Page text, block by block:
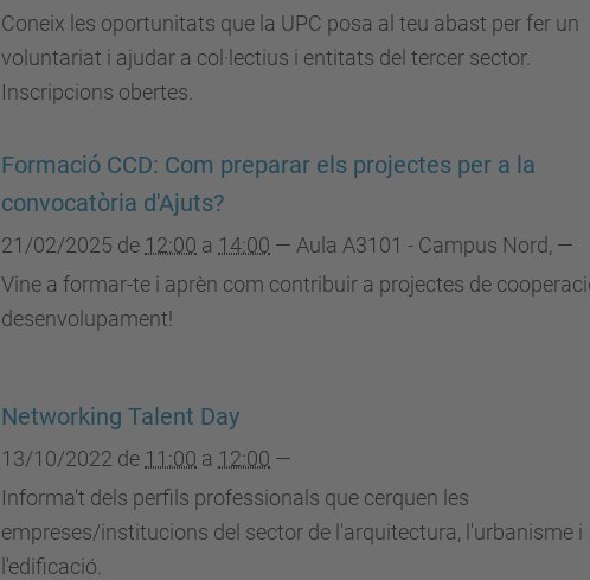
Coneix les oportunitats que la UPC posa al teu abast per fer un
voluntariat i ajudar a col·lectius i entitats del tercer sector.
Inscripcions obertes.
Formació CCD: Com preparar els projectes per a la
convocatòria d'Ajuts?
21/02/2025 de 12:00 a 14:00 — Aula A3101 - Campus Nord, —
Vine a formar-te i aprèn com contribuir a projectes de
desenvolupament!
Networking Talent Day
13/10/2022 de 11:00 a 12:00 —
Informa't dels perfils professionals que cerquen les
empreses/institucions del sector de l'arquitectura, l'urbanisme i
l'edificació.